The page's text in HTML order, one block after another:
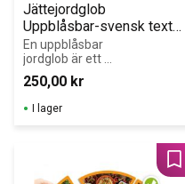
Jättejordglob
Uppblåsbar-svensk text
Ø68cm
En uppblåsbar
jordglob är ett
värdefullt
pedagogiskt
hjälpmedel för
undervisning i
250,00 kr
I lager